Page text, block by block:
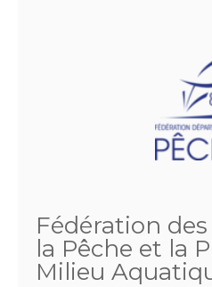
Fédération
la Pêche et la
Milieu